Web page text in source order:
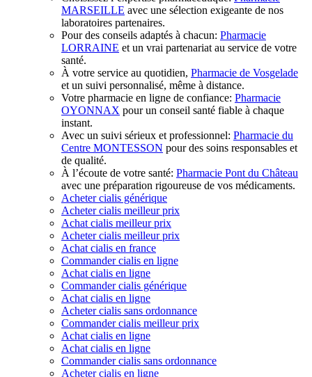
MARSEILLE avec une sélection exigeante de nos
laboratoires partenaires.
Pour des conseils adaptés à chacun: Pharmacie
LORRAINE et un vrai partenariat au service de votre
santé.
À votre service au quotidien, Pharmacie de Vosgelade
et un suivi personnalisé, même à distance.
Votre pharmacie en ligne de confiance: Pharmacie
OYONNAX pour un conseil santé fiable à chaque
instant.
Avec un suivi sérieux et professionnel: Pharmacie du
Centre MONTESSON pour des soins responsables et
de qualité.
À l’écoute de votre santé: Pharmacie Pont du Château
avec une préparation rigoureuse de vos médicaments.
Acheter cialis générique
Acheter cialis meilleur prix
Achat cialis meilleur prix
Acheter cialis meilleur prix
Achat cialis en france
Commander cialis en ligne
Achat cialis en ligne
Commander cialis générique
Achat cialis en ligne
Acheter cialis sans ordonnance
Commander cialis meilleur prix
Achat cialis en ligne
Achat cialis en ligne
Commander cialis sans ordonnance
Acheter cialis en ligne